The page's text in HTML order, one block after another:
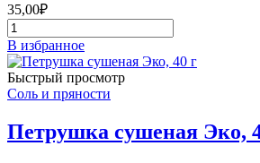
35,00₽
Количество
товара
Укроп
сушеный
приправа
40
г
В избранное
Быстрый просмотр
Соль и пряности
Петрушка сушеная Эко,